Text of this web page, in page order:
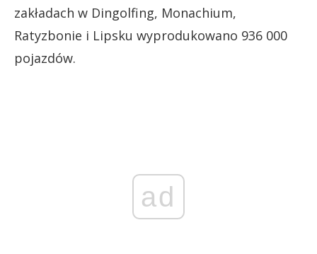
zakładach w Dingolfing, Monachium,
Ratyzbonie i Lipsku wyprodukowano 936 000
pojazdów.
ad